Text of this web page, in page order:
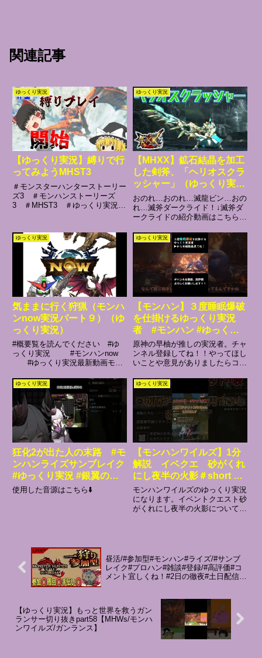
関連記事
ゆっくり実況
【ゆっくり実況】縛りで行
ってみようMHST3
＃モンスターハンターストーリー
ズ3 ＃モンハンストーリーズ
3 ＃MHST3 ＃ゆっくり実況今
せていただきます！縛りプレイで
【素材】効果音ラボ様
ゆっくり実況
【MHXX】鉱石結晶を加工
した剣斧、「ヘリオスクラ
ッシャー」（ゆっくり実
況）
おのれ…おのれ…滅龍ビン…おの
れ…滅斧ダークライド！↓滅斧ダ
ークライドの紹介動画はこちら・
MovieMaker4#mhxx
ゆっくり実況
気ままに行く狩猟（モンハ
ンnow実況パート９）（ゆ
っくり実況）
#概要覧を読んでください #ゆ
っくり実況 #モンハンnow
#ゆっくり実況最新動画モン
動画にてシーズン７は終わりにな
ったな・・・・・
ゆっくり実況
【モンハン】３度睡眠爆破
を仕掛けるゆっくり実況
者 #モンハン #ゆっくり
実況 #モンハンワールド #
モンハンアイスボーン
#shorts #歴戦王
原神の早柚が推しの実況者。チャ
ンネル登録してね！！やってほし
いことや意見がありましたらコメ
さい！！動画編集ソフト→ゆっく
りMovieMaker4VOICEVOX使用
してます。 VOICEVOX:ずんだも
ん、VO...
ゆっくり実況
狂化2が出た人の末路 #モ
ンハンライズサンブレイク
#ゆっくり実況 #銀翼の凶
星
使用した音源はこちら⬇️
ゆっくり実況
【モンハンワイルズ】1分
解説 イベクエ 砂がくれ
にし夜半の火影＃short #
モンハン＃ワイルズ＃ゲー
ム攻略
モンハンワイルズのゆっくり実況
になります。イベントクエスト砂
がくれにし夜半の火影について動
YMM4効果音 効果音ラボB...
昼活/#参加型#モンハン#ライズ/#サンブ
レイク#プロハン#雑談#登録/#高評価#コ
メント宜しくね！#2日の徹夜#土日配信モ
【ゆっくり実況】もっと世界を救うガン
ランサー切り抜きpart58【MHWs/モンハ
ンワイルズ/ガンランス】